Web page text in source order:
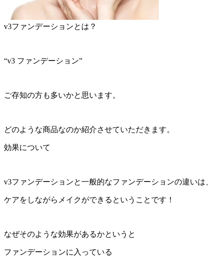
v3ファンデーションとは？
“v3 ファンデーション”
ご存知の方も多いかと思います。
どのような商品なのか紹介させていただきます。
効果について
v3ファンデーションと一般的なファンデーションの違いは、
ケアをしながらメイクができるということです！
なぜそのような効果があるかというと
ファンデーションに入っている